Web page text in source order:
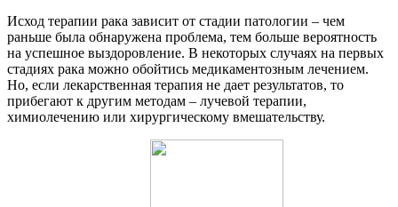
Исход терапии рака зависит от стадии патологии – чем
раньше была обнаружена проблема, тем больше вероятность
на успешное выздоровление. В некоторых случаях на первых
стадиях рака можно обойтись медикаментозным лечением.
Но, если лекарственная терапия не дает результатов, то
прибегают к другим методам – лучевой терапии,
химиолечению или хирургическому вмешательству.